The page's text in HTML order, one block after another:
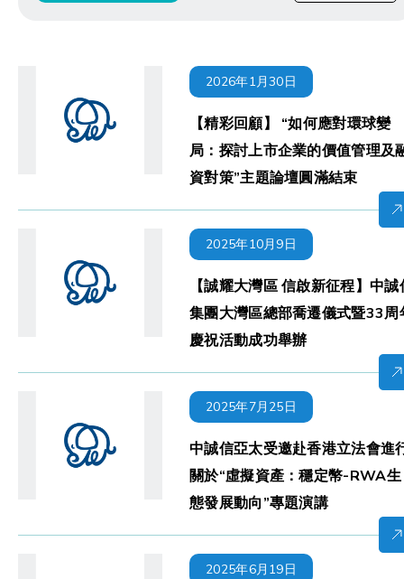
2026年1月30日
【精彩回顧】 “如何應對環球變
局：探討上市企業的價值管理及
資對策”主題論壇圓滿結束
2025年10月9日
【誠耀大灣區 信啟新征程】中誠
集團大灣區總部喬遷儀式暨33周
慶祝活動成功舉辦
2025年7月25日
中誠信亞太受邀赴香港立法會進
關於“虛擬資產：穩定幣-RWA生
態發展動向”專題演講
2025年6月19日